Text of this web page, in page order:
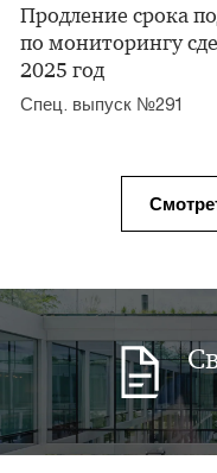
Продление срока
по мониторингу
2025 год
Спец. выпуск №291